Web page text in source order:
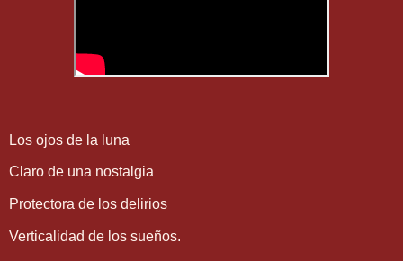
Los ojos de la luna
Claro de una nostalgia
Protectora de los delirios
Verticalidad de los sueños.